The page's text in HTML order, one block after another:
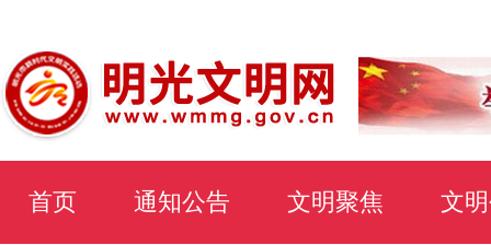
首页 通知公告 文明聚焦 文